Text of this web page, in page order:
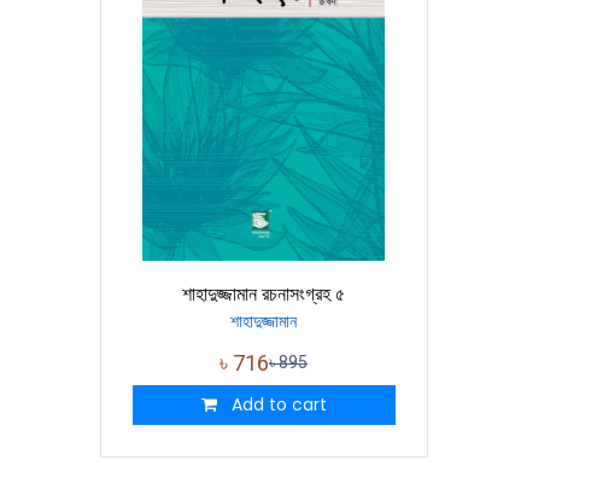
শাহাদুজ্জামান রচনাসংগ্রহ ৫
শাহাদুজ্জামান
৳ 716৳895
Add to cart